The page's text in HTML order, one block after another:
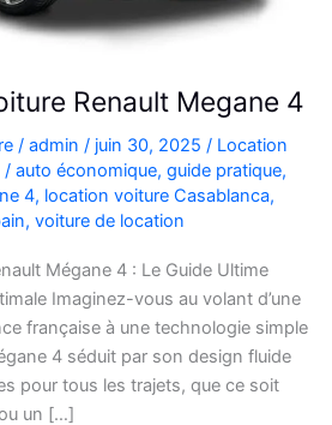
Renault Megane 4
/ admin / juin 30, 2025 / Location
/ auto économique, guide pratique,
4, location voiture Casablanca,
, voiture de location
Mégane 4 : Le Guide Ultime
Imaginez-vous au volant d’une
française à une technologie simple
4 séduit par son design fluide
pour tous les trajets, que ce soit
un […]